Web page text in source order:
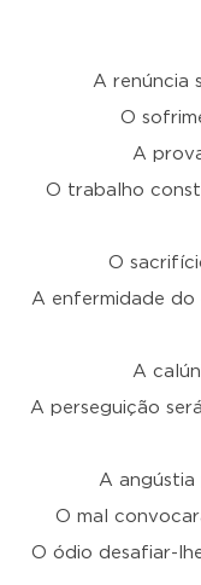
A renúncia
O
A
O trabalho
O
A enfermidade do
A
A perseguição
A angústia
O mal
O ódio desafiar-